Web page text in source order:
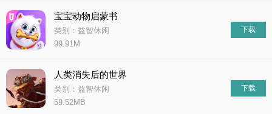
宝宝动物启蒙书
类别：益智休闲
99.91M
下载
人类消失后的世界
类别：益智休闲
59.52MB
下载